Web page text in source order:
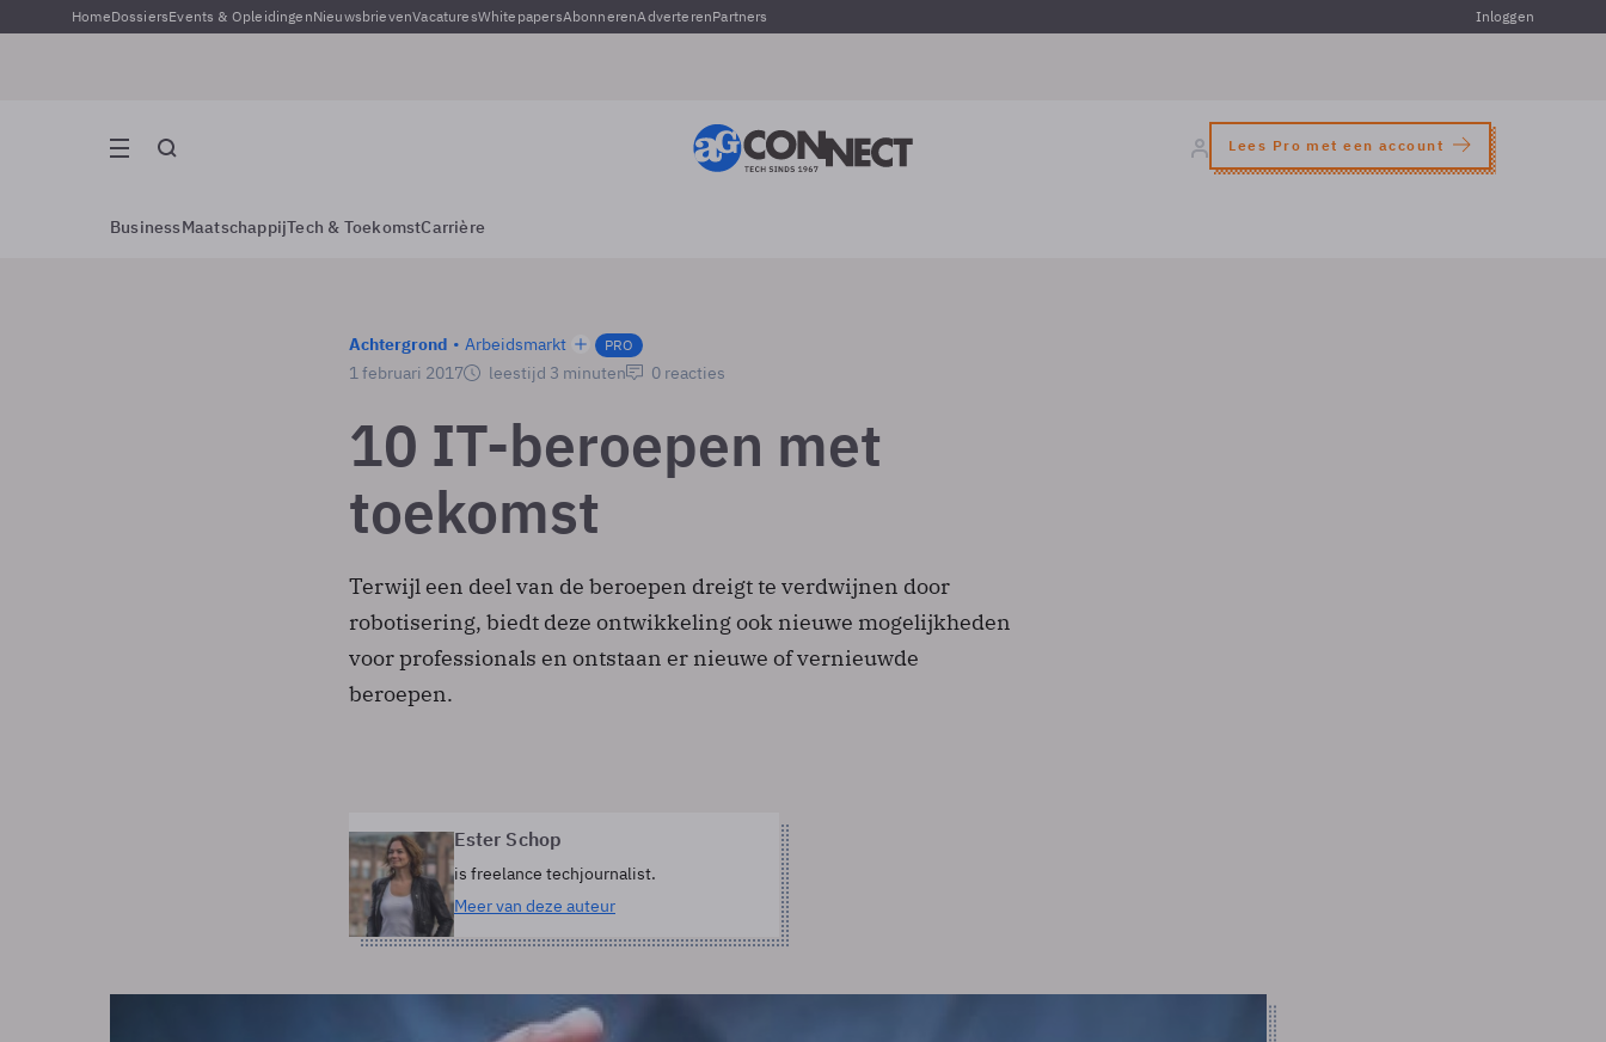
HomeDossiersEvents & OpleidingenNieuwsbrievenVacaturesWhitepapersAbonnerenAdverterenPartners Inloggen
Lees Pro met een account
BusinessMaatschappijTech & ToekomstCarrière
Achtergrond Arbeidsmarkt PRO
1 februari 2017 leestijd 3 minuten 0 reacties
10 IT-beroepen met
toekomst
Terwijl een deel van de beroepen dreigt te verdwijnen door
robotisering, biedt deze ontwikkeling ook nieuwe mogelijkheden
voor professionals en ontstaan er nieuwe of vernieuwde
beroepen.
Ester Schop
is freelance techjournalist.
Meer van deze auteur